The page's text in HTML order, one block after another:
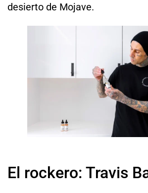
desierto de Mojave.
El rockero: Travis